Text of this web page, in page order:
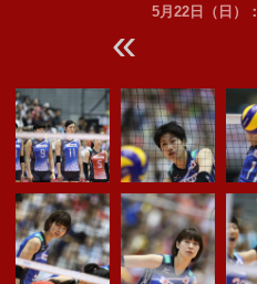
5月22日（日）：
«